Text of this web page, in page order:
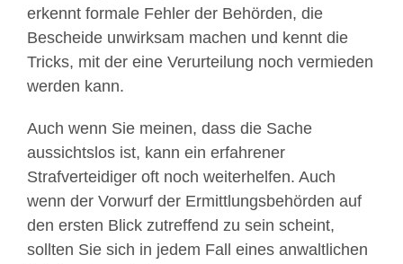
erkennt formale Fehler der Behörden, die
Bescheide unwirksam machen und kennt die
Tricks, mit der eine Verurteilung noch vermieden
werden kann.
Auch wenn Sie meinen, dass die Sache
aussichtslos ist, kann ein erfahrener
Strafverteidiger oft noch weiterhelfen. Auch
wenn der Vorwurf der Ermittlungsbehörden auf
den ersten Blick zutreffend zu sein scheint,
sollten Sie sich in jedem Fall eines anwaltlichen